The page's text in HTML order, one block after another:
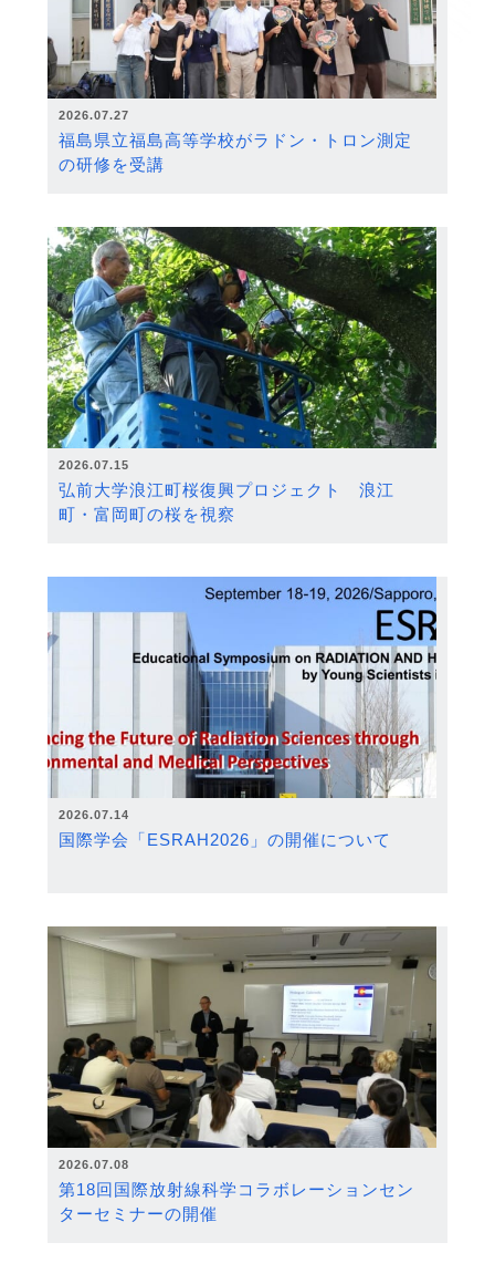
2026.07.27
福島県立福島高等学校がラドン・トロン測定
の研修を受講
2026.07.15
弘前大学浪江町桜復興プロジェクト 浪江
町・富岡町の桜を視察
2026.07.14
国際学会「ESRAH2026」の開催について
2026.07.08
第18回国際放射線科学コラボレーションセン
ターセミナーの開催